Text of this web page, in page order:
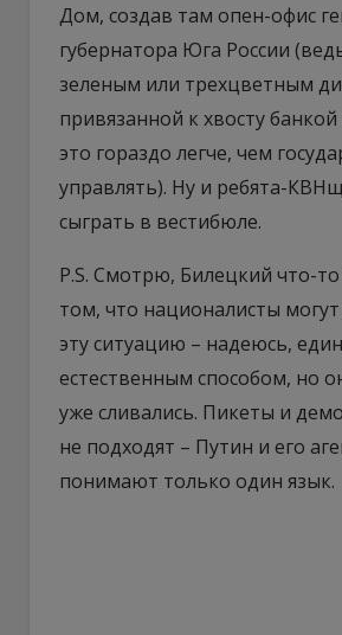
Дом, создав там опен-офис
губернатора Юга России
зеленым или трехцветным
привязанной к хвосту
это гораздо легче, чем
управлять). Ну и ребята-
сыграть в вестибюле.
P.S. Смотрю, Билецкий что-
том, что националисты
эту ситуацию – надеюсь,
естественным способом, но
уже сливались. Пикеты и
не подходят – Путин и его
понимают только один язык.